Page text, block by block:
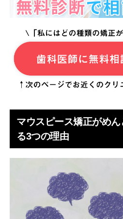
【重要】マウスピース矯正で
歯並びの人
なるべく通院回数を減らした
金属アレルギーの心配がある人
マウスピース矯正で挫折し
つのコツ
スマホのアプリやリマインダー
歯ブラシセットや予備のマウ
矯正仲間をつくる
自分に合う矯正ブランドを選ぶ
自分にぴったりの矯正方法
マウスピース矯正がめ
る3つの理由